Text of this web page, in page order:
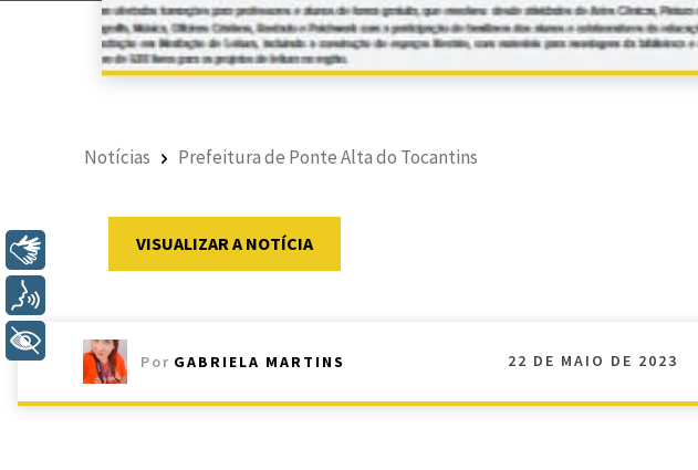
Notícias Prefeitura de Ponte Alta do Tocantins
VISUALIZAR A NOTÍCIA
Por GABRIELA MARTINS 22 DE MAIO DE 2023
+ Acessibilidade